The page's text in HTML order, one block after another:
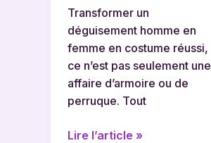
Transformer un
déguisement homme en
femme en costume réussi,
ce n’est pas seulement une
affaire d’armoire ou de
perruque. Tout
Lire l’article »